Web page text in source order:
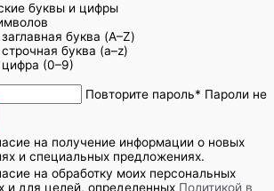
буквы и цифры
буква (A–Z)
буква (a–z)
(0–9)
Повторите пароль* Пароли не
на получение информации о новых
и специальных предложениях.
на обработку моих персональных
и для целей, определенных Политикой в